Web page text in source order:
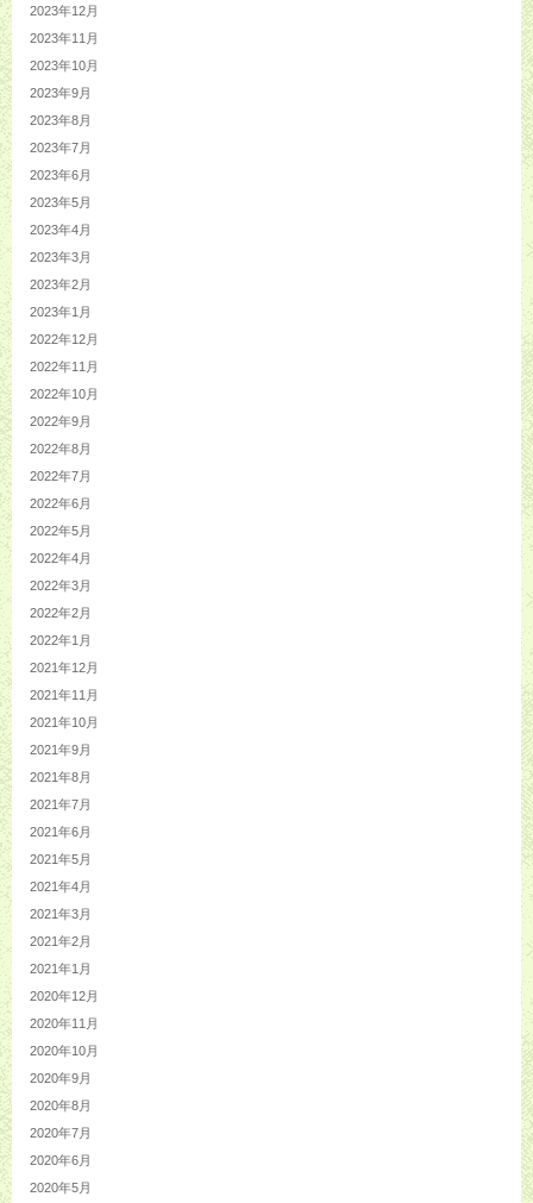
2023年12月
2023年11月
2023年10月
2023年9月
2023年8月
2023年7月
2023年6月
2023年5月
2023年4月
2023年3月
2023年2月
2023年1月
2022年12月
2022年11月
2022年10月
2022年9月
2022年8月
2022年7月
2022年6月
2022年5月
2022年4月
2022年3月
2022年2月
2022年1月
2021年12月
2021年11月
2021年10月
2021年9月
2021年8月
2021年7月
2021年6月
2021年5月
2021年4月
2021年3月
2021年2月
2021年1月
2020年12月
2020年11月
2020年10月
2020年9月
2020年8月
2020年7月
2020年6月
2020年5月